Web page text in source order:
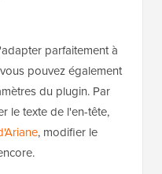
parfaitement à
pouvez également
du plugin. Par
le texte de l'en-tête,
, modifier le